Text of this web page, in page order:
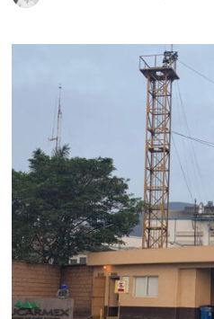
E
O
0